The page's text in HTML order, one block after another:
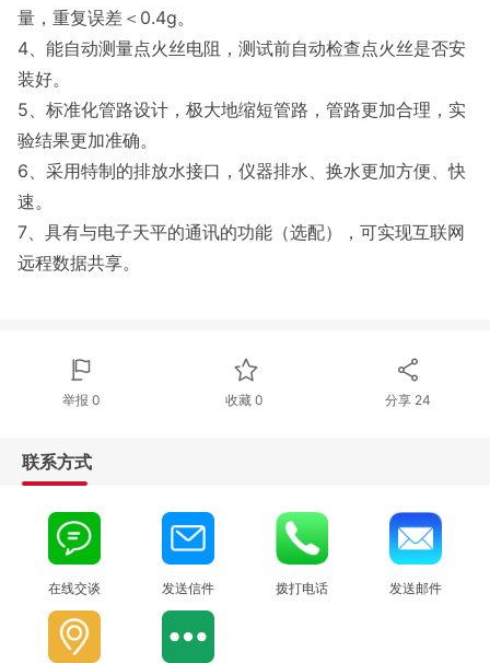
量，重复误差＜0.4g。
4、能自动测量点火丝电阻，测试前自动检查点火丝是否安
装好。
5、标准化管路设计，极大地缩短管路，管路更加合理，实
验结果更加准确。
6、采用特制的排放水接口，仪器排水、换水更加方便、快
速。
7、具有与电子天平的通讯的功能（选配），可实现互联网
远程数据共享。
举报 0 收藏 0 分享 24
联系方式
在线交谈 发送信件 拨打电话 发送邮件